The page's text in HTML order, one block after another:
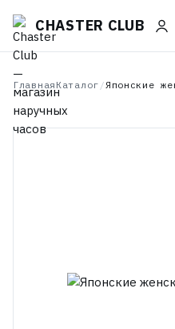
CHASTER CLUB
Главная Каталог /Японские